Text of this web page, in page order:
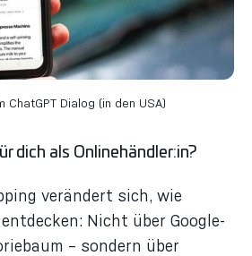
ChatGPT Dialog (in den USA)
dich als Onlinehändler:in?
verändert sich, wie
Nicht über Google-
– sondern über